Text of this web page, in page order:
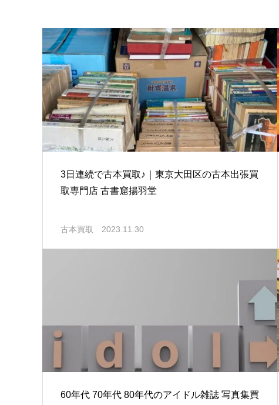
3日連続で古本買取♪｜東京大田区の古本出張買
取専門店 古書窟揚羽堂
古本買取 2023.11.30
60年代 70年代 80年代のアイドル雑誌 写真集買